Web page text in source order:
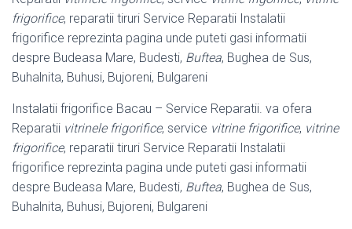
frigorifice, reparatii tiruri Service Reparatii Instalatii
frigorifice reprezinta pagina unde puteti gasi informatii
despre Budeasa Mare, Budesti, Buftea, Bughea de Sus,
Buhalnita, Buhusi, Bujoreni, Bulgareni
Instalatii frigorifice Bacau – Service Reparatii. va ofera
Reparatii vitrinele frigorifice, service vitrine frigorifice, vitrine
frigorifice, reparatii tiruri Service Reparatii Instalatii
frigorifice reprezinta pagina unde puteti gasi informatii
despre Budeasa Mare, Budesti, Buftea, Bughea de Sus,
Buhalnita, Buhusi, Bujoreni, Bulgareni